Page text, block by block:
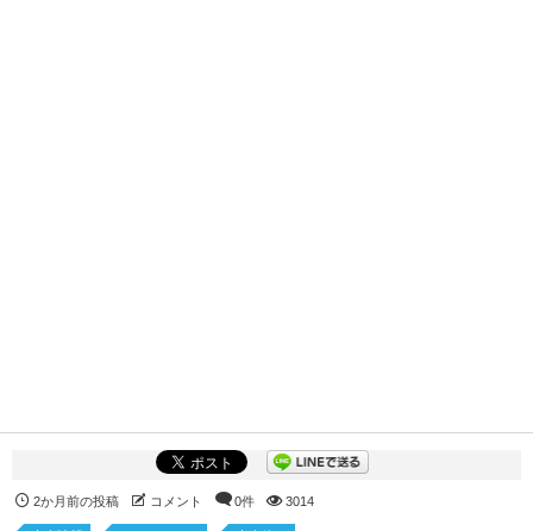
2か月前の投稿 コメント 0件 3014